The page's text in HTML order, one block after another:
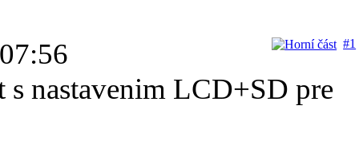
#1
nastavenim LCD+SD pre